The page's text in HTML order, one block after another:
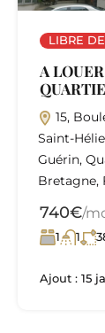
LIBRE
A
15,
Saint-
Guérin,
Bretagne,
740€/
1 1
Ajout : 15